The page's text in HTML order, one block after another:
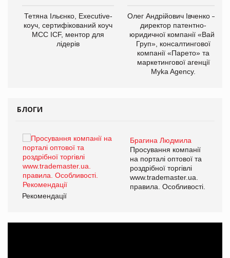
Тетяна Ільєнко, Executive-
коуч, сертифікований коуч
МСС ICF, ментор для
лідерів
Олег Андрійович Івченко —
директор патентно-
юридичної компанії «Вайз
Груп», консалтингової
компанії «Парето» та
маркетингової агенції
Myka Agency.
БЛОГИ
Брагина Людмила
Просування компанії
на порталі оптової та
роздрібної торгівлі
www.trademaster.ua.
правила. Особливості.
Рекомендації